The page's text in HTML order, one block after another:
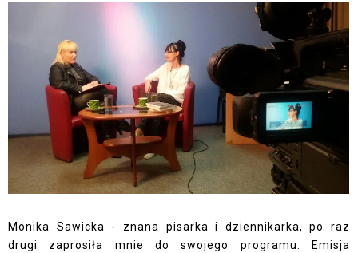
Monika Sawicka - znana pisarka i dziennikarka, po raz
drugi zaprosiła mnie do swojego programu. Emisja